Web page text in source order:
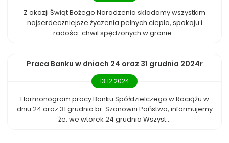
Z okazji Świąt Bożego Narodzenia składamy wszystkim
najserdeczniejsze życzenia pełnych ciepła, spokoju i
radości chwil spędzonych w gronie...
Praca Banku w dniach 24 oraz 31 grudnia 2024r
13.12.2024
Harmonogram pracy Banku Spółdzielczego w Raciążu w
dniu 24 oraz 31 grudnia br. Szanowni Państwo, informujemy
że: we wtorek 24 grudnia Wszyst...